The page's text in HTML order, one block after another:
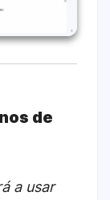
de
a usar